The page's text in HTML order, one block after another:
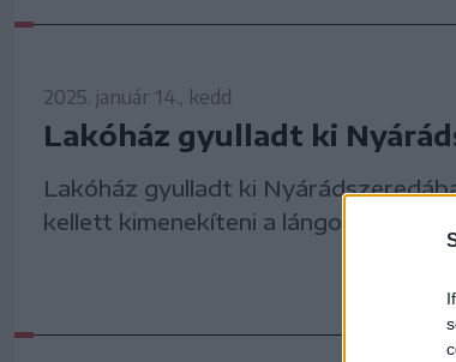
2025. január 14., kedd
Lakóház gyulladt ki
Lakóház gyulladt ki
kellett kimenekíteni a lángoló